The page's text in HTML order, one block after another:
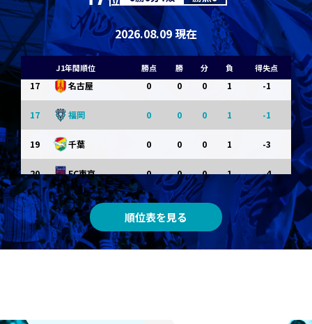
2026.08.09 現在
J1年間順位 勝点 勝 分 負 得失点
14 京都 0 0 1 -1
14 岡山 0 0 0 1 -1
17 名古屋 0 0 0 1 -1
17 福岡 0 0 0 1 -1
19 千葉 0 0 0 1 -3
20 FC東京 0 0 0 1 -4
順位表を見る